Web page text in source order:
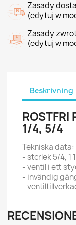
Zasady
(edytuj w
Zasady
(edytuj w
Beskrivning
ROSTFRI
1/4, 5/4
Tekniska data:
- storlek 5/4, 1
- ventil i ett
- invändig
-